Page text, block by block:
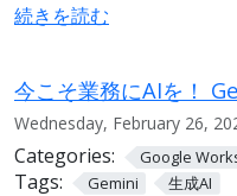
続きを読む
今こそ業務にAIを！
Wednesday, February 26,
Categories: Google
Tags: Gemini 生成AI